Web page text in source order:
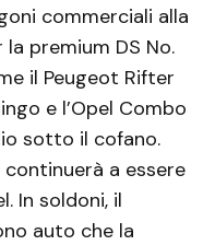
commerciali alla
premium DS No.
il Peugeot Rifter
e l’Opel Combo
sotto il cofano.
continuerà a essere
In soldoni, il
auto che la